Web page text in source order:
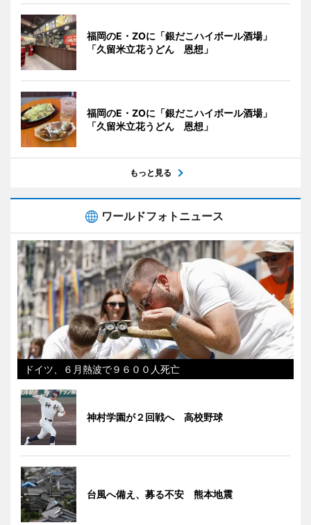
福岡のE・ZOに「銀だこハイボール酒場」
「久留米立花うどん 恩想」
福岡のE・ZOに「銀だこハイボール酒場」
「久留米立花うどん 恩想」
もっと見る
ワールドフォトニュース
ドイツ、６月熱波で９６００人死亡
神村学園が２回戦へ 高校野球
台風へ備え、募る不安 熊本地震